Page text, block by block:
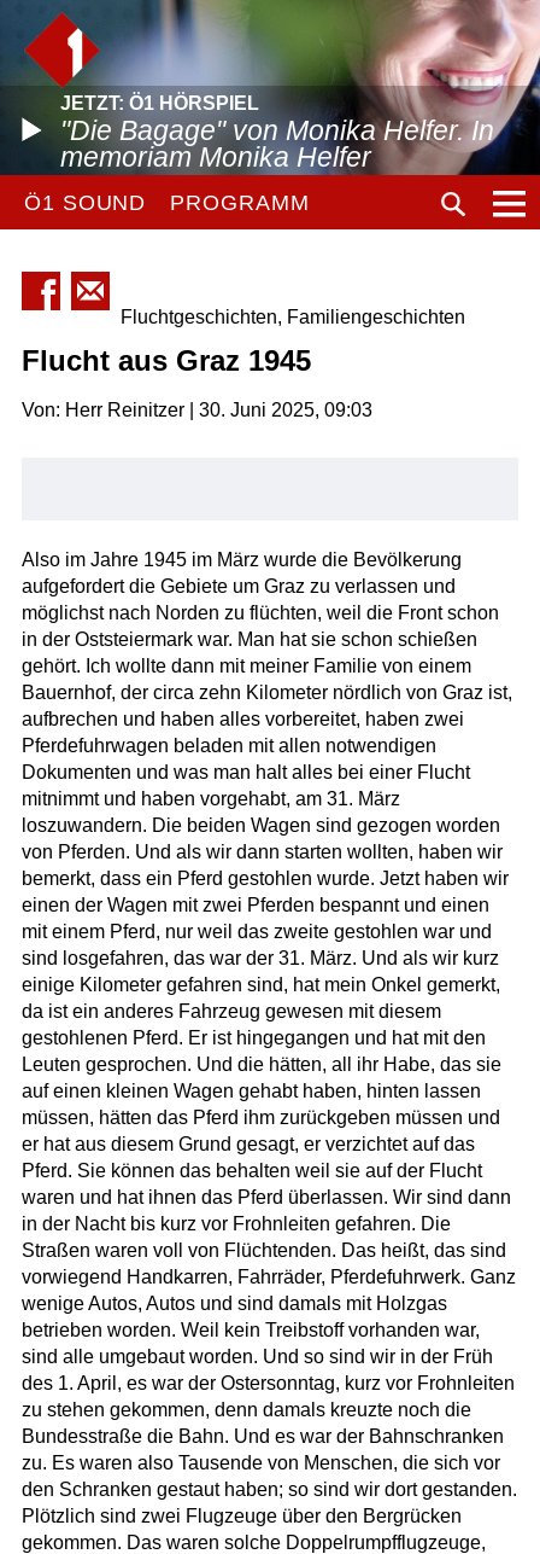
JETZT: Ö1 HÖRSPIEL
"Die Bagage" von Monika Helfer. In
memoriam Monika Helfer
Ö1 SOUND PROGRAMM
Fluchtgeschichten, Familiengeschichten
Flucht aus Graz 1945
Von: Herr Reinitzer | 30. Juni 2025, 09:03
Also im Jahre 1945 im März wurde die Bevölkerung
aufgefordert die Gebiete um Graz zu verlassen und
möglichst nach Norden zu flüchten, weil die Front schon
in der Oststeiermark war. Man hat sie schon schießen
gehört. Ich wollte dann mit meiner Familie von einem
Bauernhof, der circa zehn Kilometer nördlich von Graz ist,
aufbrechen und haben alles vorbereitet, haben zwei
Pferdefuhrwagen beladen mit allen notwendigen
Dokumenten und was man halt alles bei einer Flucht
mitnimmt und haben vorgehabt, am 31. März
loszuwandern. Die beiden Wagen sind gezogen worden
von Pferden. Und als wir dann starten wollten, haben wir
bemerkt, dass ein Pferd gestohlen wurde. Jetzt haben wir
einen der Wagen mit zwei Pferden bespannt und einen
mit einem Pferd, nur weil das zweite gestohlen war und
sind losgefahren, das war der 31. März. Und als wir kurz
einige Kilometer gefahren sind, hat mein Onkel gemerkt,
da ist ein anderes Fahrzeug gewesen mit diesem
gestohlenen Pferd. Er ist hingegangen und hat mit den
Leuten gesprochen. Und die hätten, all ihr Habe, das sie
auf einen kleinen Wagen gehabt haben, hinten lassen
müssen, hätten das Pferd ihm zurückgeben müssen und
er hat aus diesem Grund gesagt, er verzichtet auf das
Pferd. Sie können das behalten weil sie auf der Flucht
waren und hat ihnen das Pferd überlassen. Wir sind dann
in der Nacht bis kurz vor Frohnleiten gefahren. Die
Straßen waren voll von Flüchtenden. Das heißt, das sind
vorwiegend Handkarren, Fahrräder, Pferdefuhrwerk. Ganz
wenige Autos, Autos und sind damals mit Holzgas
betrieben worden. Weil kein Treibstoff vorhanden war,
sind alle umgebaut worden. Und so sind wir in der Früh
des 1. April, es war der Ostersonntag, kurz vor Frohnleiten
zu stehen gekommen, denn damals kreuzte noch die
Bundesstraße die Bahn. Und es war der Bahnschranken
zu. Es waren also Tausende von Menschen, die sich vor
den Schranken gestaut haben; so sind wir dort gestanden.
Plötzlich sind zwei Flugzeuge über den Bergrücken
gekommen. Das waren solche Doppelrumpfflugzeuge,